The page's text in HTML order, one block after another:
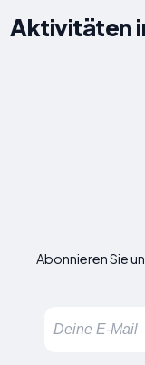
Aktivitäten
Abonnieren Sie